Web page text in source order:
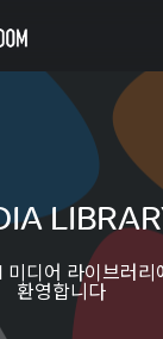
본문 바로가기
디어 라이브러리
환영합니다